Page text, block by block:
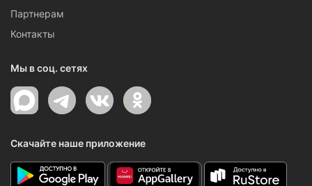
Партнерам
Контакты
Мы в соц. сетях
Скачайте наше приложение